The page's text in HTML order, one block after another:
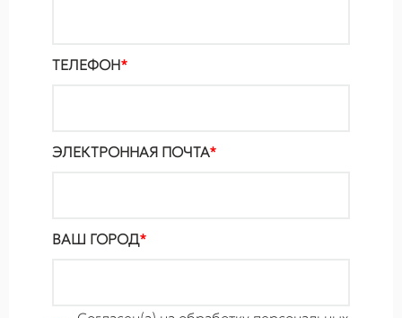
ТЕЛЕФОН*
ЭЛЕКТРОННАЯ ПОЧТА*
ВАШ ГОРОД*